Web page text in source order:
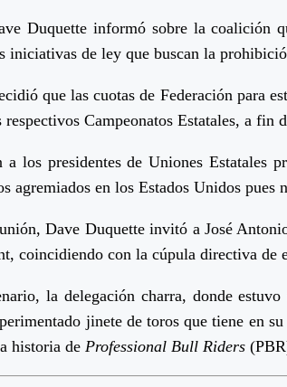
Duquette informó sobre la coalición
iniciativas de ley que buscan la
que las cuotas de Federación para
respectivos Campeonatos Estatales, a fin
a los presidentes de Uniones
agremiados en los Estados Unidos
Dave Duquette invitó a José
coincidiendo con la cúpula directiva de
la delegación charra, donde
jinete de toros que tiene en
historia de Professional Bull Riders